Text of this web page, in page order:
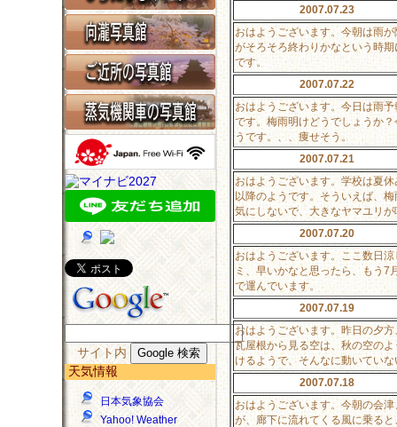
サイト内
天気情報
日本気象協会
Yahoo! Weather
2007.07.23
おはようございます。今朝は雨
がそろそろ終わりかなという時
です。
2007.07.22
おはようございます。今日は雨
です。梅雨明けどうでしょうか
うです。、、痩せそう。
2007.07.21
おはようございます。学校は夏
以降のようです。そういえば、
気にしないで、大きなヤマユリ
2007.07.20
おはようございます。ここ数日
ミ、早いかなと思ったら、もう
で運んでいます。
2007.07.19
おはようございます。昨日の夕
瓦屋根から見る空は、秋の空の
けるようで、そんなに動いてい
2007.07.18
おはようございます。今朝の会
が、廊下に流れてくる風に乗る